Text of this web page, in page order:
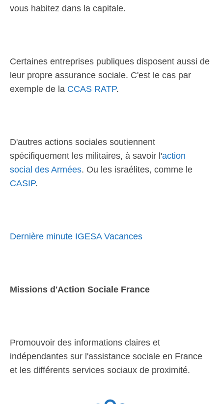
vous habitez dans la capitale.
Certaines entreprises publiques disposent aussi de
leur propre assurance sociale. C'est le cas par
exemple de la CCAS RATP.
D'autres actions sociales soutiennent
spécifiquement les militaires, à savoir l'action
social des Armées. Ou les israélites, comme le
CASIP.
Dernière minute IGESA Vacances
Missions d'Action Sociale France
Promouvoir des informations claires et
indépendantes sur l'assistance sociale en France
et les différents services sociaux de proximité.